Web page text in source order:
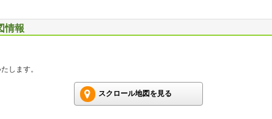
情報
します。
スクロール地図を見る